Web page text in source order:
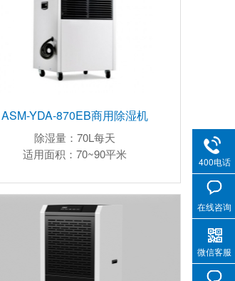
ASM-YDA-870EB商用除湿机
除湿量：70L每天
适用面积：70~90平米
400电话
在线咨询
微信客服